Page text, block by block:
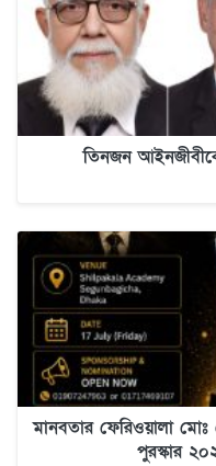
তিনজন আইনজীবীকে
মানবতার ফেরিওয়ালা মোঃ
পুরস্কার